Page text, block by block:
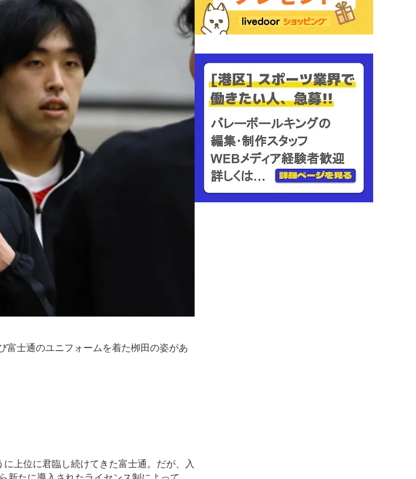
士通のユニフォームを着た栁田の姿があ
上位に君臨し続けてきた富士通。だが、入